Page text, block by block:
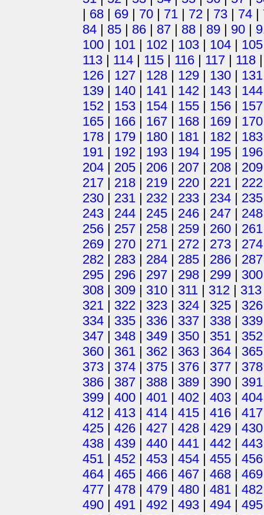
| 68 | 69 | 70 | 71 | 72 | 73 | 74 |
84 | 85 | 86 | 87 | 88 | 89 | 90 |
100 | 101 | 102 | 103 | 104 | 105
113 | 114 | 115 | 116 | 117 | 118
126 | 127 | 128 | 129 | 130 | 131
139 | 140 | 141 | 142 | 143 | 144
152 | 153 | 154 | 155 | 156 | 157
165 | 166 | 167 | 168 | 169 | 170
178 | 179 | 180 | 181 | 182 | 183
191 | 192 | 193 | 194 | 195 | 196
204 | 205 | 206 | 207 | 208 | 209
217 | 218 | 219 | 220 | 221 | 222
230 | 231 | 232 | 233 | 234 | 235
243 | 244 | 245 | 246 | 247 | 248
256 | 257 | 258 | 259 | 260 | 261
269 | 270 | 271 | 272 | 273 | 274
282 | 283 | 284 | 285 | 286 | 287
295 | 296 | 297 | 298 | 299 | 300
308 | 309 | 310 | 311 | 312 | 313
321 | 322 | 323 | 324 | 325 | 326
334 | 335 | 336 | 337 | 338 | 339
347 | 348 | 349 | 350 | 351 | 352
360 | 361 | 362 | 363 | 364 | 365
373 | 374 | 375 | 376 | 377 | 378
386 | 387 | 388 | 389 | 390 | 391
399 | 400 | 401 | 402 | 403 | 404
412 | 413 | 414 | 415 | 416 | 417
425 | 426 | 427 | 428 | 429 | 430
438 | 439 | 440 | 441 | 442 | 443
451 | 452 | 453 | 454 | 455 | 456
464 | 465 | 466 | 467 | 468 | 469
477 | 478 | 479 | 480 | 481 | 482
490 | 491 | 492 | 493 | 494 | 495